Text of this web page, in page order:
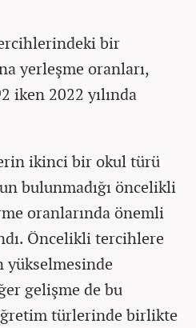
bir
yerleşme oranları,
iken 2022 yılında
ikinci bir okul türü
bulunmadığı öncelikli
oranlarında önemli
Öncelikli tercihlere
yükselmesinde
gelişme de bu
türlerinde birlikte